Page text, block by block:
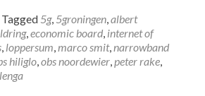
Tagged 5g, 5groningen,albert
,economic board, internet of
, loppersum,marco smit,narrowband
hiliglo,obs noordewier,peter rake,